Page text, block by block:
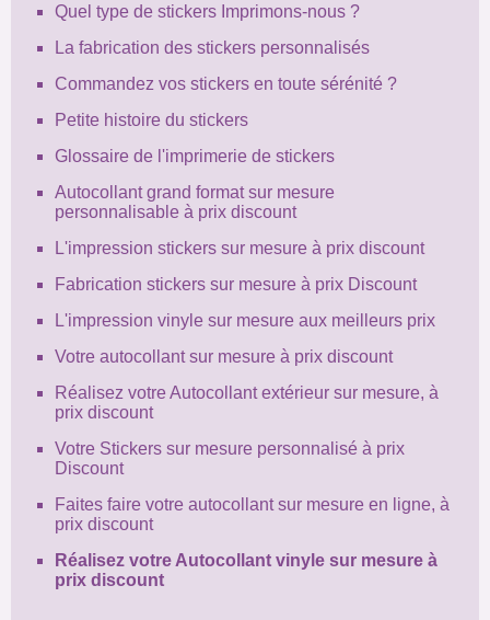
Quel type de stickers Imprimons-nous ?
La fabrication des stickers personnalisés
Commandez vos stickers en toute sérénité ?
Petite histoire du stickers
Glossaire de l'imprimerie de stickers
Autocollant grand format sur mesure
personnalisable à prix discount
L'impression stickers sur mesure à prix discount
Fabrication stickers sur mesure à prix Discount
L'impression vinyle sur mesure aux meilleurs prix
Votre autocollant sur mesure à prix discount
Réalisez votre Autocollant extérieur sur mesure, à
prix discount
Votre Stickers sur mesure personnalisé à prix
Discount
Faites faire votre autocollant sur mesure en ligne, à
prix discount
Réalisez votre Autocollant vinyle sur mesure à
prix discount